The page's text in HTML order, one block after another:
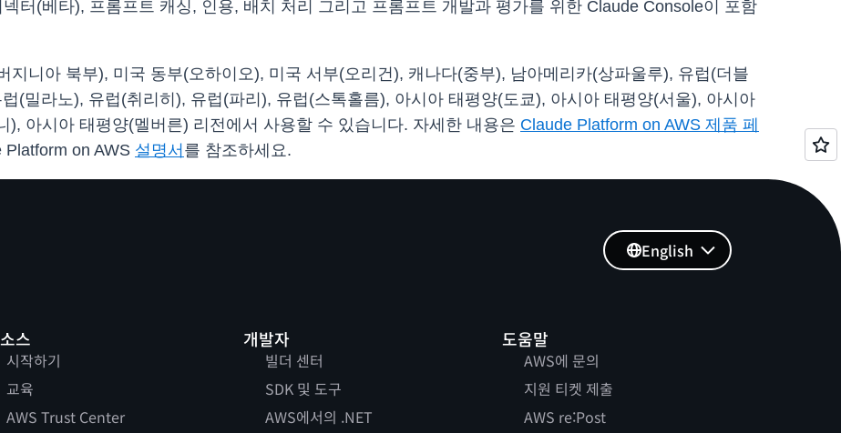
터(베타), 프롬프트 캐싱, 인용, 배치 처리 그리고 프롬프트 개발과 평가를 위한 Claude Console이 포함
지니아 북부), 미국 동부(오하이오), 미국 서부(오리건), 캐나다(중부), 남아메리카(상파울루), 유럽(더블
(밀라노), 유럽(취리히), 유럽(파리), 유럽(스톡홀름), 아시아 태평양(도쿄), 아시아 태평양(서울), 아시아
), 아시아 태평양(멜버른) 리전에서 사용할 수 있습니다. 자세한 내용은 Claude Platform on AWS 제품 페
on AWS 설명서 를 참조하세요.
스
시작하기
교육
AWS Trust Center
개발자
빌더 센터
SDK 및 도구
AWS에서의 .NET
도움말
AWS에 문의
지원 티켓 제출
AWS re:Post
English